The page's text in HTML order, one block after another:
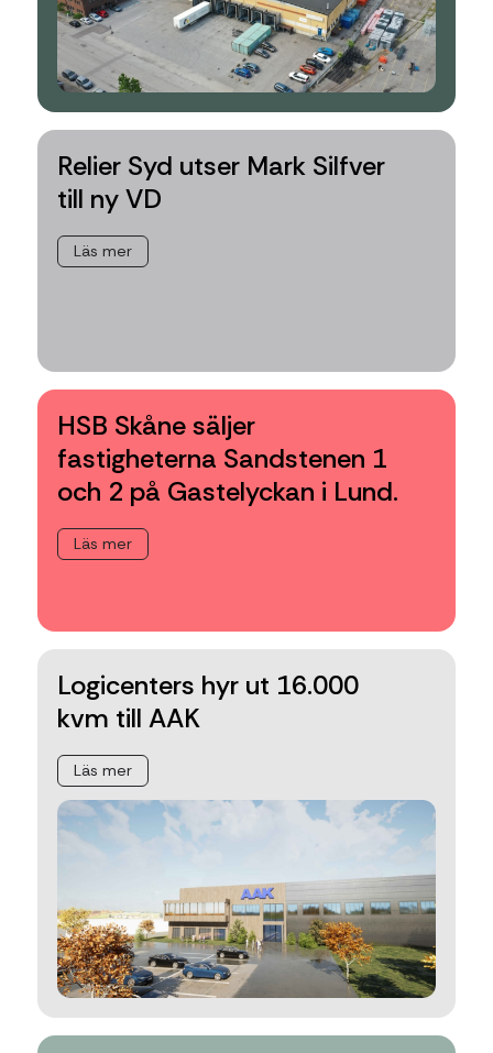
Relier Syd utser Mark Silfver
till ny VD
Läs mer
HSB Skåne säljer
fastigheterna Sandstenen 1
och 2 på Gastelyckan i Lund.
Läs mer
Logicenters hyr ut 16.000
kvm till AAK
Läs mer